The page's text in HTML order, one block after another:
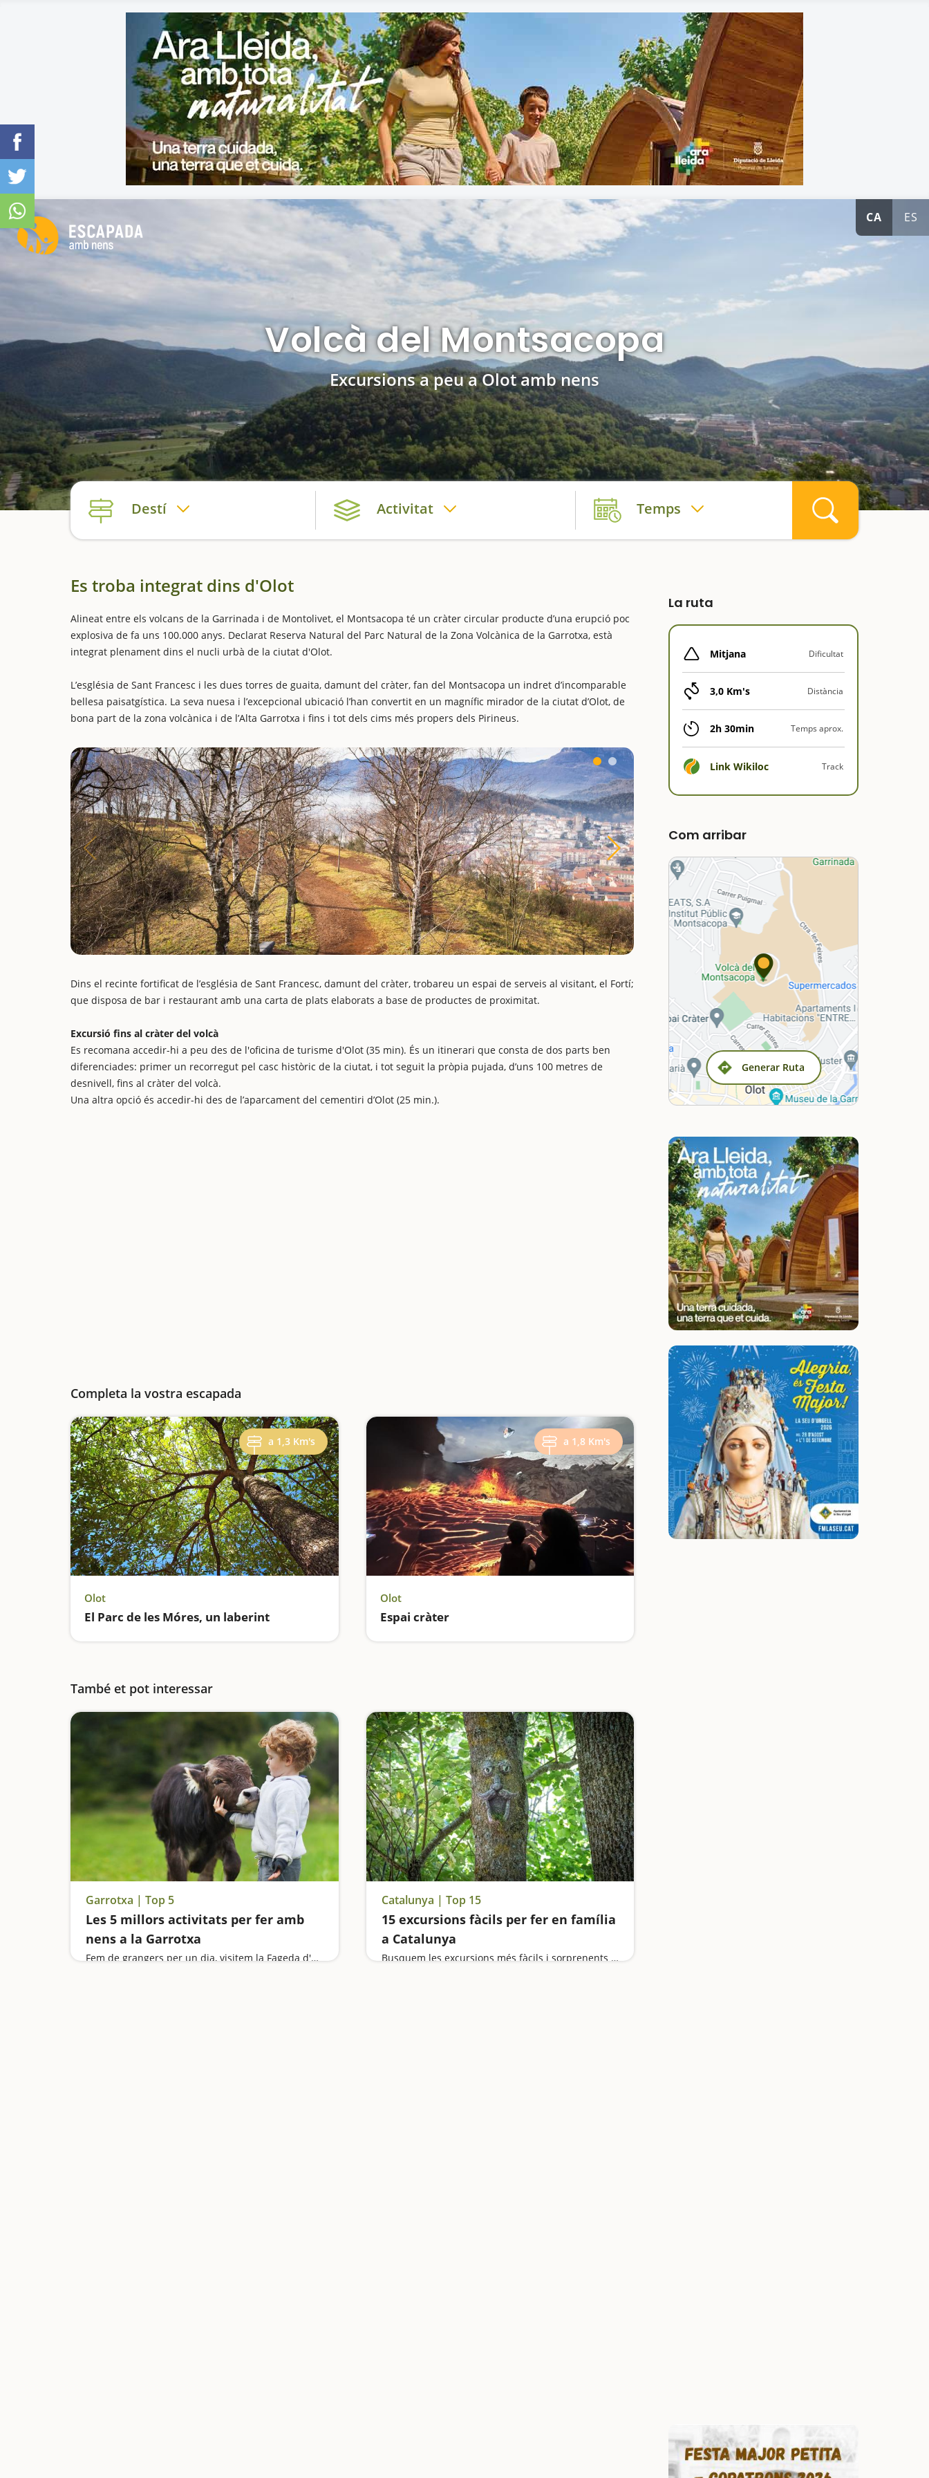
CA ES
Volcà del Montsacopa
Excursions a peu a Olot amb nens
Destí Activitat Temps
Es troba integrat dins d'Olot
Alineat entre els volcans de la Garrinada i de Montolivet, el Montsacopa té un cràter circular producte d’una erupció poc
explosiva de fa uns 100.000 anys. Declarat Reserva Natural del Parc Natural de la Zona Volcànica de la Garrotxa, està
integrat plenament dins el nucli urbà de la ciutat d'Olot.
L’església de Sant Francesc i les dues torres de guaita, damunt del cràter, fan del Montsacopa un indret d’incomparable
bellesa paisatgística. La seva nuesa i l’excepcional ubicació l’han convertit en un magnífic mirador de la ciutat d’Olot, de
bona part de la zona volcànica i de l’Alta Garrotxa i fins i tot dels cims més propers dels Pirineus.
Dins el recinte fortificat de l’església de Sant Francesc, damunt del cràter, trobareu un espai de serveis al visitant, el Fortí;
que disposa de bar i restaurant amb una carta de plats elaborats a base de productes de proximitat.
Excursió fins al cràter del volcà
Es recomana accedir-hi a peu des de l'oficina de turisme d'Olot (35 min). És un itinerari que consta de dos parts ben
diferenciades: primer un recorregut pel casc històric de la ciutat, i tot seguit la pròpia pujada, d’uns 100 metres de
desnivell, fins al cràter del volcà.
Una altra opció és accedir-hi des de l’aparcament del cementiri d’Olot (25 min.).
Completa la vostra escapada
a 1,3 Km's
Olot
El Parc de les Móres, un laberint
a 1,8 Km's
Olot
Espai cràter
També et pot interessar
Garrotxa | Top 5
Les 5 millors activitats per fer amb
nens a la Garrotxa
Fem de grangers per un dia, visitem la Fageda d'en Jordà i anem d'excursió al volcà de Santa Margarida
Catalunya | Top 15
15 excursions fàcils per fer en família
a Catalunya
Busquem les excursions més fàcils i sorprenents per fer en família
La ruta
Mitjana Dificultat
3,0 Km's Distància
2h 30min Temps aprox.
Link Wikiloc Track
Com arribar
Generar Ruta